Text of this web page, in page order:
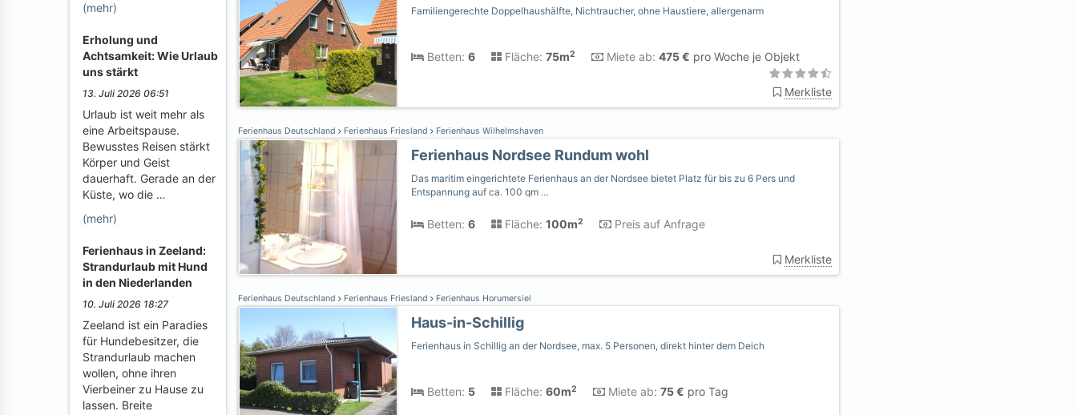
(mehr)
Erholung und
Achtsamkeit: Wie Urlaub
uns stärkt
13. Juli 2026 06:51
Urlaub ist weit mehr als
eine Arbeitspause.
Bewusstes Reisen stärkt
Körper und Geist
dauerhaft. Gerade an der
Küste, wo die …
(mehr)
Ferienhaus in Zeeland:
Strandurlaub mit Hund
in den Niederlanden
10. Juli 2026 18:27
Zeeland ist ein Paradies
für Hundebesitzer, die
Strandurlaub machen
wollen, ohne ihren
Vierbeiner zu Hause zu
lassen. Breite
Familiengerechte Doppelhaushälfte, Nichtraucher, ohne Haustiere, allergenarm
Betten: 6 Fläche: 75m2 Miete ab: 475 € pro Woche je Objekt
Merkliste
Ferienhaus Deutschland Ferienhaus Friesland Ferienhaus Wilhelmshaven
Ferienhaus Nordsee Rundum wohl
Das maritim eingerichtete Ferienhaus an der Nordsee bietet Platz für bis zu 6 Pers und
Entspannung auf ca. 100 qm …
Betten: 6 Fläche: 100m2 Preis auf Anfrage
Merkliste
Ferienhaus Deutschland Ferienhaus Friesland Ferienhaus Horumersiel
Haus-in-Schillig
Ferienhaus in Schillig an der Nordsee, max. 5 Personen, direkt hinter dem Deich
Betten: 5 Fläche: 60m2 Miete ab: 75 € pro Tag